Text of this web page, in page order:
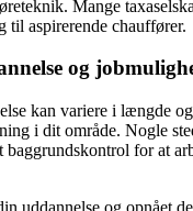
Mange
til aspirerende chauffører.
og
kan variere i længde
i dit område. Nogle
baggrundskontrol for at
uddannelse og opnået